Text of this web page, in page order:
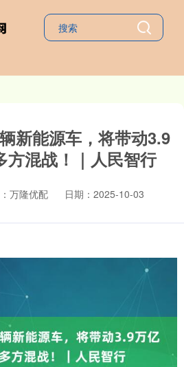
新能源车，将带动3.9
方混战！｜人民智行
万隆优配
日期：2025-10-03